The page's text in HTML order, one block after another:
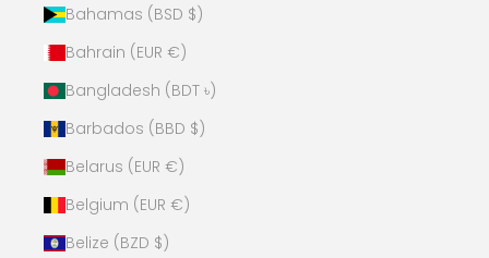
Bahamas (BSD $)
Bahrain (EUR €)
Bangladesh (BDT ৳)
Barbados (BBD $)
Belarus (EUR €)
Belgium (EUR €)
Belize (BZD $)